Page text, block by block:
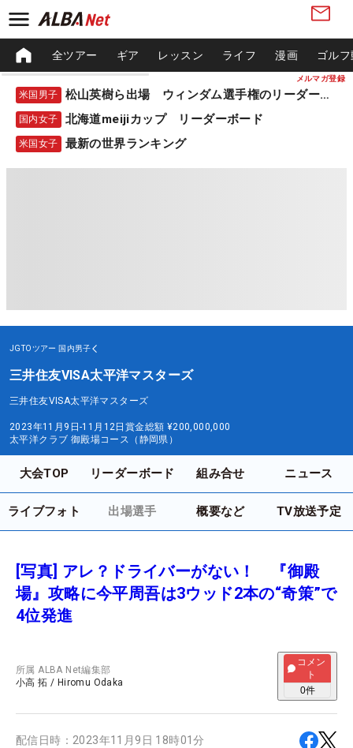
メルマガ登録
全ツアー ギア レッスン ライフ 漫画 ゴル
米国男子 松山英樹ら出場 ウィンダム選手権のリーダーボード
国内女子 北海道meijiカップ リーダーボード
米国女子 最新の世界ランキング
JGTOツアー 国内男子
三井住友VISA太平洋マスターズ
三井住友VISA太平洋マスターズ
2023年11月9日-11月12日 賞金総額 ¥200,000,000
太平洋クラブ 御殿場コース（静岡県）
大会TOP リーダーボード 組み合せ ニュース
ライブフォト 出場選手 概要など TV放送予定
[写真] アレ？ドライバーがない！ 『御殿
場』攻略に今平周吾は3ウッド2本の“奇策”で
4位発進
所属ALBA Net編集部
小高 拓 / Hiromu Odaka
コメン
ト
0件
配信日時： 2023年11月9日 18時01分